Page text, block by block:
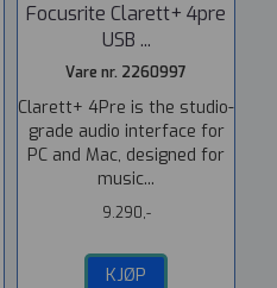
Focusrite Clarett+ 4pre
USB ...
Vare nr. 2260997
Clarett+ 4Pre is the studio-
grade audio interface for
PC and Mac, designed for
music...
9.290,-
KJØP